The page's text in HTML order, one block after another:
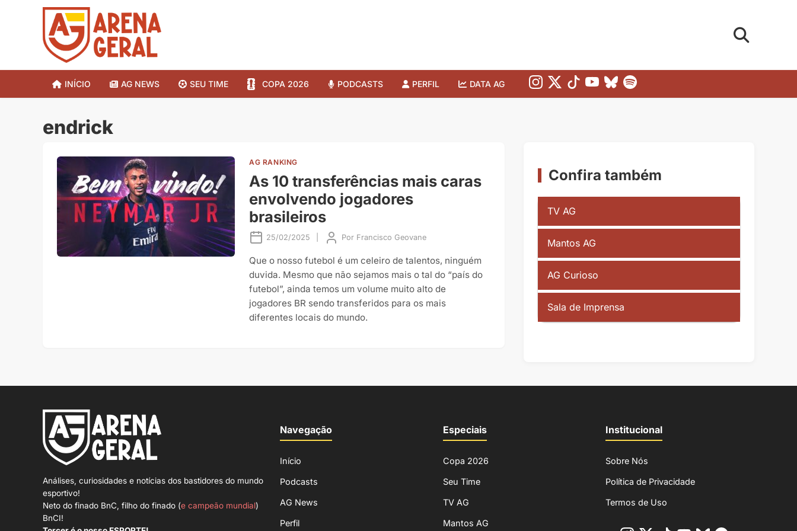
INÍCIO AG NEWS SEU TIME COPA 2026 PODCASTS PERFIL DATA AG
endrick
AG RANKING
As 10 transferências mais caras
envolvendo jogadores
brasileiros
25/02/2025 Por Francisco Geovane
Que o nosso futebol é um celeiro de talentos, ninguém
duvida. Mesmo que não sejamos mais o tal do “país do
futebol”, ainda temos um volume muito alto de
jogadores BR sendo transferidos para os mais
diferentes locais do mundo.
Confira também
TV AG
Mantos AG
AG Curioso
Sala de Imprensa
Análises, curiosidades e notícias dos bastidores do mundo
esportivo!
Neto do finado BnC, filho do finado (e campeão mundial)
BnCI!
Navegação
Início
Podcasts
AG News
Perfil
Especiais
Copa 2026
Seu Time
TV AG
Mantos AG
Institucional
Sobre Nós
Política de Privacidade
Termos de Uso